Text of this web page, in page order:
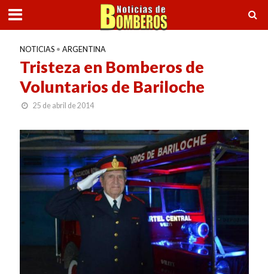
NOTICIAS • ARGENTINA
Tristeza en Bomberos de
Voluntarios de Bariloche
25 de abril de 2014